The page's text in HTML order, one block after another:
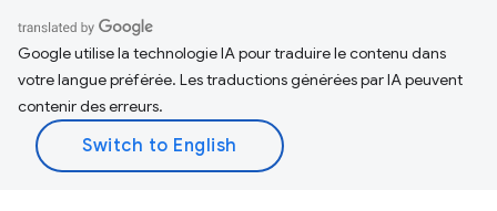
Google utilise la technologie IA pour traduire le contenu dans
votre langue préférée. Les traductions générées par IA peuvent
contenir des erreurs.